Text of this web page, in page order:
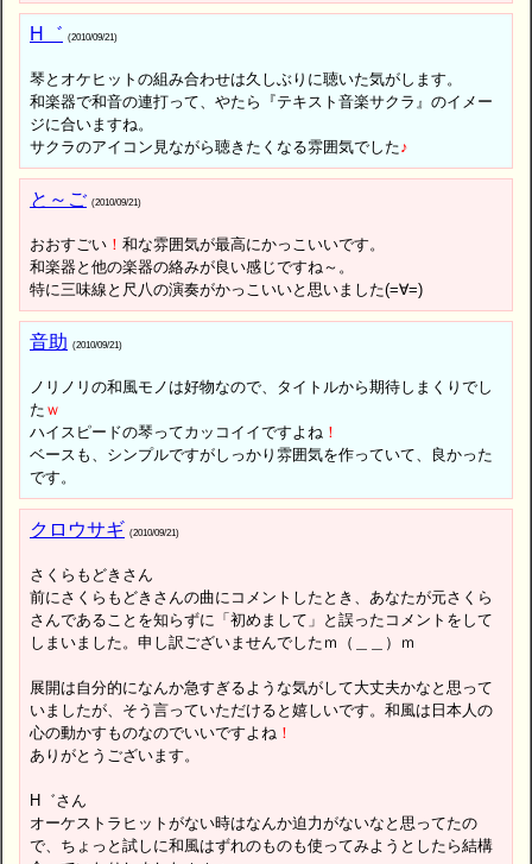
H゛ (2010/09/21)
琴とオケヒットの組み合わせは久しぶりに聴いた気がします。
和楽器で和音の連打って、やたら『テキスト音楽サクラ』のイメー
ジに合いますね。
サクラのアイコン見ながら聴きたくなる雰囲気でした♪
と～ご (2010/09/21)
おおすごい ！ 和な雰囲気が最高にかっこいいです。
和楽器と他の楽器の絡みが良い感じですね～。
特に三味線と尺八の演奏がかっこいいと思いました(=∀=)
音助 (2010/09/21)
ノリノリの和風モノは好物なので、タイトルから期待しまくりでし
た ｗ
ハイスピードの琴ってカッコイイですよね ！
ベースも、シンプルですがしっかり雰囲気を作っていて、良かった
です。
クロウサギ (2010/09/21)
さくらもどきさん
前にさくらもどきさんの曲にコメントしたとき、あなたが元さくら
さんであることを知らずに「初めまして」と誤ったコメントをして
しまいました。申し訳ございませんでしたｍ（＿＿）ｍ
展開は自分的になんか急すぎるような気がして大丈夫かなと思って
いましたが、そう言っていただけると嬉しいです。和風は日本人の
心の動かすものなのでいいですよね ！
ありがとうございます。
H゛さん
オーケストラヒットがない時はなんか迫力がないなと思ってたの
で、ちょっと試しに和風はずれのものも使ってみようとしたら結構